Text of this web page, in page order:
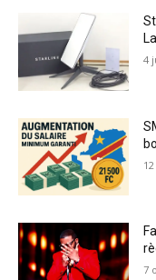
4
7